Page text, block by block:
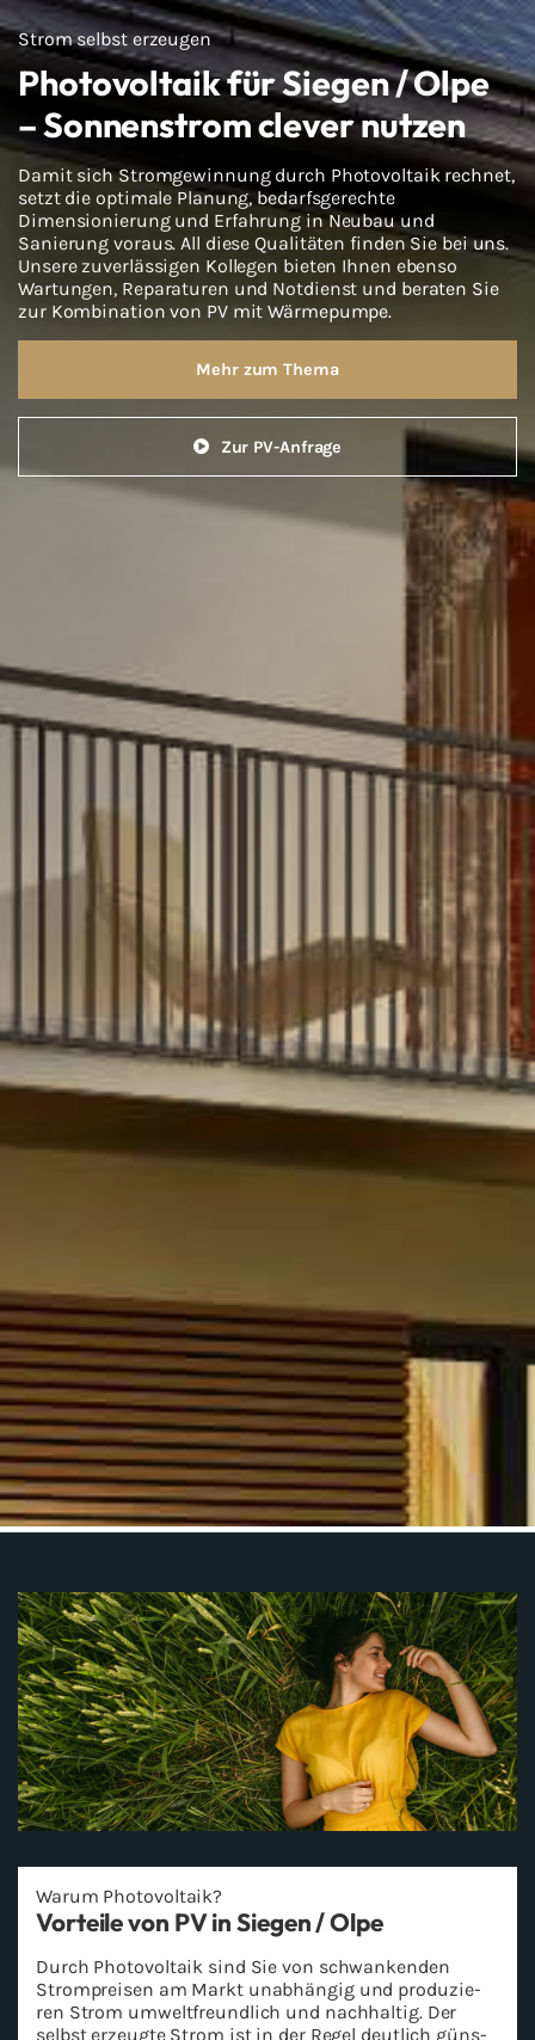
Strom selbst erzeugen
Photovoltaik für Siegen / Olpe
– Sonnenstrom clever nutzen
Damit sich Stromgewinnung durch Photovoltaik rechnet,
setzt die optimale Planung, bedarfsgerechte
Dimensionierung und Erfahrung in Neubau und
Sanierung voraus. All diese Qualitäten finden Sie bei uns.
Unsere zuverlässigen Kollegen bieten Ihnen ebenso
Wartungen, Reparaturen und Notdienst und beraten Sie
zur Kombination von PV mit Wärmepumpe.
Mehr zum Thema
Zur PV-Anfrage
Warum Pho­to­vol­ta­ik?
Vor­tei­le von PV in Sie­gen / Olpe
Durch Pho­to­vol­ta­ik sind Sie von schwan­ken­den
Strom­prei­sen am Markt un­ab­hän­gig und pro­du­zie­
ren Strom um­welt­freund­lich und nach­hal­tig. Der
selbst er­zeug­te Strom ist in der Regel deut­lich güns­